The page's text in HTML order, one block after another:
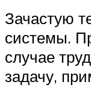
Зачастую
системы.
случае
задачу,